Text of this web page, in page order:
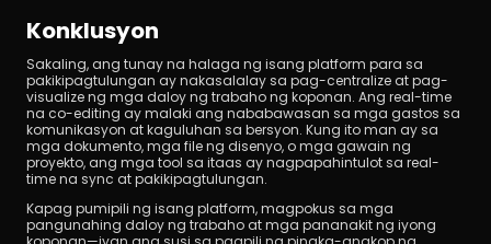
Konklusyon
Sakaling, ang tunay na halaga ng isang platform para sa
pakikipagtulungan ay nakasalalay sa pag-centralize at pag-
visualize ng mga daloy ng trabaho ng koponan. Ang real-time
na co-editing ay malaki ang nababawasan sa mga gastos sa
komunikasyon at kaguluhan sa bersyon. Kung ito man ay sa
mga dokumento, mga file ng disenyo, o mga gawain ng
proyekto, ang mga tool sa itaas ay nagpapahintulot sa real-
time na sync at pakikipagtulungan.
Kapag pumipili ng isang platform, magpokus sa mga
pangunahing daloy ng trabaho at mga pananakit ng iyong